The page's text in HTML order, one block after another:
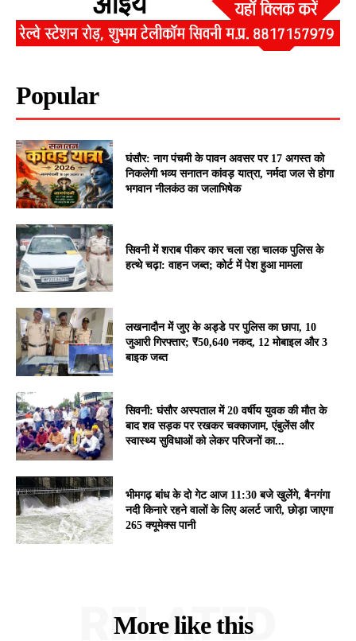
Popular
घंसौर: नाग पंचमी के पावन अवसर पर 17 अगस्त को
निकलेगी भव्य सनातन कांवड़ यात्रा, नर्मदा जल से होगा
भगवान नीलकंठ का जलाभिषेक
सिवनी में शराब पीकर कार चला रहा चालक पुलिस के
हत्थे चढ़ा: वाहन जब्त; कोर्ट में पेश हुआ मामला
लखनादौन में जुए के अड्डे पर पुलिस का छापा, 10
जुआरी गिरफ्तार; ₹50,640 नकद, 12 मोबाइल और 3
बाइक जब्त
सिवनी: घंसौर अस्पताल में 20 वर्षीय युवक की मौत के
बाद शव सड़क पर रखकर चक्काजाम, एंबुलेंस और
स्वास्थ्य सुविधाओं को लेकर परिजनों का...
भीमगढ़ बांध के दो गेट आज 11:30 बजे खुलेंगे, बैनगंगा
नदी किनारे रहने वालों के लिए अलर्ट जारी, छोड़ा जाएगा
265 क्यूमेक्स पानी
More like this
RELATED